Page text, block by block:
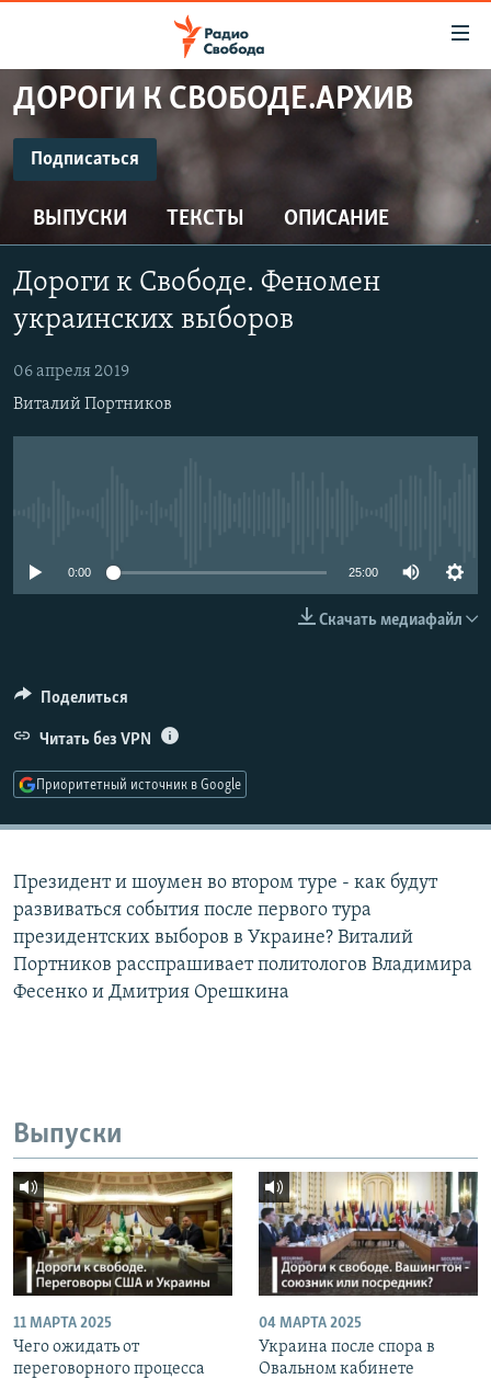
упрощенного
Вернуться
основному
содержанию
Вернутся
главной
Вернутся
поиску
ПРОГРАММЫ
ПОДКАСТЫ
АВТОРСКИЕ ПРОЕКТЫ
МНЕНИЯ
КУЛЬТУРА
КАВКАЗ.РЕАЛИИ
СЕВЕР.РЕАЛИИ
ДОРОГИ К СВОБОДЕ.АРХИВ
Подписаться
ПОДПИСАТЬСЯ
CastBox
Подписаться
ВЫПУСКИ ТЕКСТЫ ОПИСАНИЕ
Дороги к Свободе. Феномен
украинских выборов
06 апреля 2019
Виталий Портников
0:00 25:00
Скачать медиафайл
Поделиться
Читать без VPN
Приоритетный источник в Google
Президент и шоумен во втором туре - как будут
развиваться события после первого тура
президентских выборов в Украине? Виталий
Портников расспрашивает политологов Владимира
Фесенко и Дмитрия Орешкина
Выпуски
11 МАРТА 2025
Чего ожидать от
переговорного процесса
04 МАРТА 2025
Украина после спора в
Овальном кабинете